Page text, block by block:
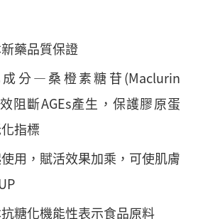
藥品質保證
分—桑橙素糖苷(Maclurin
阻斷AGEs產生，保護膠原蛋
指標
用，賦活效果加乘，可使肌膚
糖化機能性表示食品原料